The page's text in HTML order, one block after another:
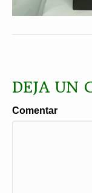
DEJA UN
Comentar